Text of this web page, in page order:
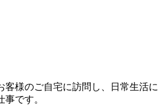
客様のご自宅に訪問し、日常生活に
です。